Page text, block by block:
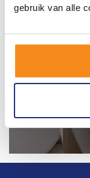
gebruik van alle